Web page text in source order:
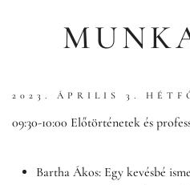
2023. ÁPRILIS 3.
09:30-10:00 Előtörténetek és
Bartha Ákos: Egy kevésbé